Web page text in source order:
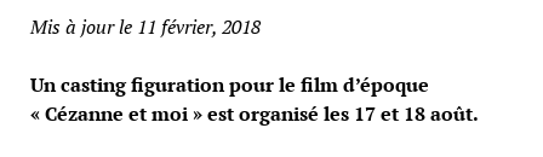
Mis à jour le 11 février, 2018
Un casting figuration pour le film d’époque
« Cézanne et moi » est organisé les 17 et 18 août.